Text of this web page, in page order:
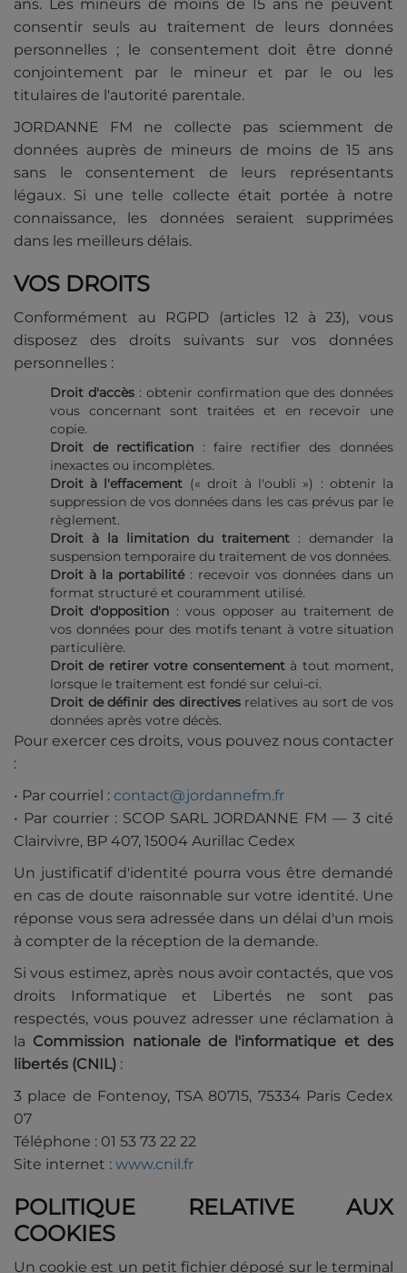
ans. Les mineurs de moins de 15 ans ne peuvent
consentir seuls au traitement de leurs données
personnelles ; le consentement doit être donné
conjointement par le mineur et par le ou les
titulaires de l'autorité parentale.
JORDANNE FM ne collecte pas sciemment de
données auprès de mineurs de moins de 15 ans
sans le consentement de leurs représentants
légaux. Si une telle collecte était portée à notre
connaissance, les données seraient supprimées
dans les meilleurs délais.
VOS DROITS
Conformément au RGPD (articles 12 à 23), vous
disposez des droits suivants sur vos données
personnelles :
Droit d'accès : obtenir confirmation que des données
vous concernant sont traitées et en recevoir une
copie.
Droit de rectification : faire rectifier des données
inexactes ou incomplètes.
Droit à l'effacement (« droit à l'oubli ») : obtenir la
suppression de vos données dans les cas prévus par le
règlement.
Droit à la limitation du traitement : demander la
suspension temporaire du traitement de vos données.
Droit à la portabilité: recevoir vos données dans un
format structuré et couramment utilisé.
Droit d'opposition : vous opposer au traitement de
vos données pour des motifs tenant à votre situation
particulière.
Droit de retirer votre consentementà tout moment,
lorsque le traitement est fondé sur celui-ci.
Droit de définir des directivesrelatives au sort de vos
données après votre décès.
Pour exercer ces droits, vous pouvez nous contacter
:
• Par courriel : contact@jordannefm.fr
• Par courrier : SCOP SARL JORDANNE FM — 3 cité
Clairvivre, BP 407, 15004 Aurillac Cedex
Un justificatif d'identité pourra vous être demandé
en cas de doute raisonnable sur votre identité. Une
réponse vous sera adressée dans un délai d'un mois
à compter de la réception de la demande.
Si vous estimez, après nous avoir contactés, que vos
droits Informatique et Libertés ne sont pas
respectés, vous pouvez adresser une réclamation à
la Commission nationale de l'informatique et des
libertés (CNIL) :
3 place de Fontenoy, TSA 80715, 75334 Paris Cedex
07
Téléphone : 01 53 73 22 22
Site internet : www.cnil.fr
POLITIQUE RELATIVE AUX
COOKIES
Un cookie est un petit fichier déposé sur le terminal